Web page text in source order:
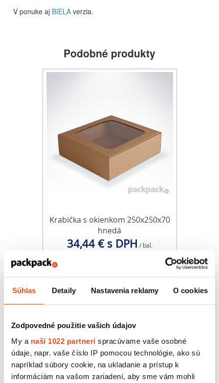
Súhlas Detaily Nastavenia reklamy O cookies
Zodpovedné použitie vašich údajov
My a naši 1022 partneri spracúvame vaše osobné
údaje, napr. vaše číslo IP pomocou technológie, ako sú
napríklad súbory cookie, na ukladanie a prístup k
informáciám na vašom zariadení, aby sme vám mohli
V ponuke aj BIELA verzia.
Podobné produkty
Krabička s okienkom 250x250x70
hnedá
34,44 € s DPH / bal.